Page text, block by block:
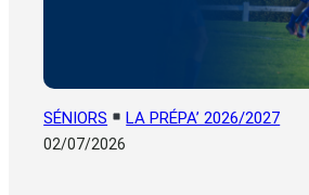
SÉNIORS LA PRÉPA’ 2026/2027
02/07/2026